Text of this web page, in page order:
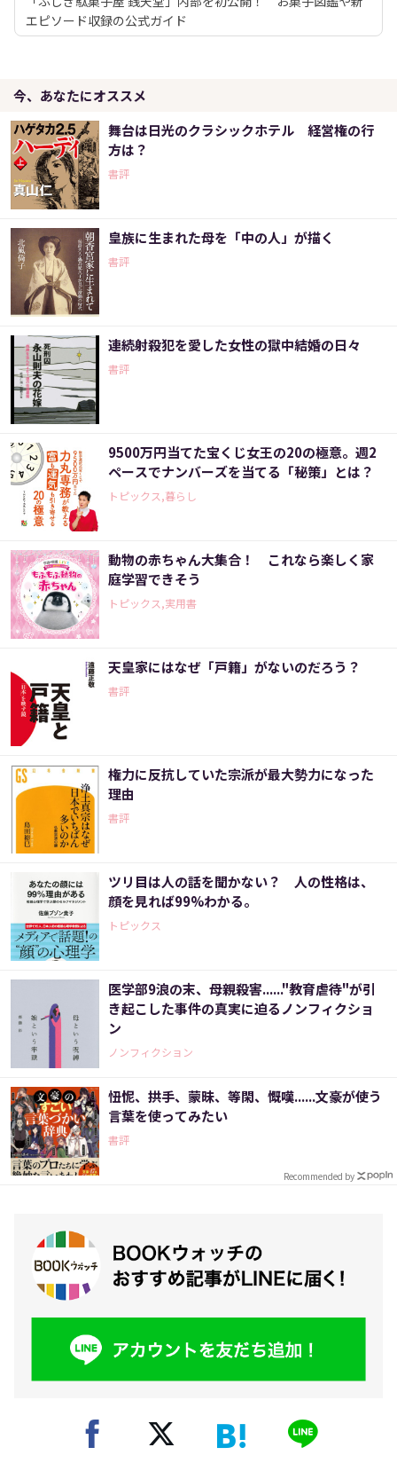
エピソード収録の公式ガイド
今、あなたにオススメ
舞台は日光のクラシックホテル 経営権の行
方は？
書評
皇族に生まれた母を「中の人」が描く
書評
連続射殺犯を愛した女性の獄中結婚の日々
書評
9500万円当てた宝くじ女王の20の極意。週2
ペースでナンバーズを当てる「秘策」とは？
トピックス,暮らし
動物の赤ちゃん大集合！ これなら楽しく家
庭学習できそう
トピックス,実用書
天皇家にはなぜ「戸籍」がないのだろう？
書評
権力に反抗していた宗派が最大勢力になった
理由
書評
ツリ目は人の話を聞かない？ 人の性格は、
顔を見れば99%わかる。
トピックス
医学部9浪の末、母親殺害......"教育虐待"が引
き起こした事件の真実に迫るノンフィクショ
ン
ノンフィクション
忸怩、拱手、蒙昧、等閑、慨嘆......文豪が使う
言葉を使ってみたい
書評
Recommended by